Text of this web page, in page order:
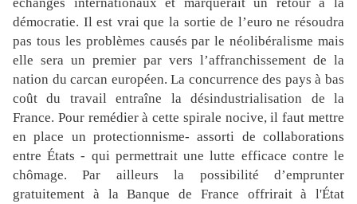
démocratie. Il est vrai que la sortie de l’euro ne résoudra
pas tous les problèmes causés par le néolibéralisme mais
elle sera un premier par vers l’affranchissement de la
nation du carcan européen.La concurrence des pays à bas
coût du travail entraîne la désindustrialisation de la
France. Pour remédier à cette spirale nocive, il fautmettre
en place un protectionnisme- assorti de collaborations
entre États- qui permettrait une lutte efficace contre le
chômage.Par ailleurs la possibilité d’emprunter
gratuitement à la Banque de France offrirait à l'État